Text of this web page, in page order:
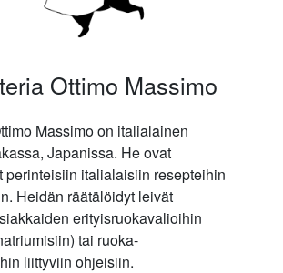
Ottimo Massimo
Massimo on italialainen
Japanissa. He ovat
perinteisiin italialaisiin resepteihin
Heidän räätälöidyt leivät
erityisruokavalioihin
tai ruoka-
liittyviin ohjeisiin.